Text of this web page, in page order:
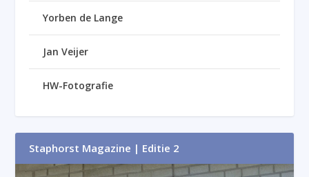
Yorben de Lange
Jan Veijer
HW-Fotografie
Staphorst Magazine | Editie 2